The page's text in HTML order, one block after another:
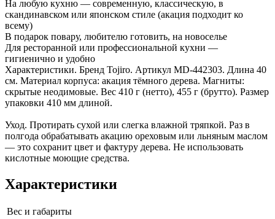
На любую кухню — современную, классическую, в
скандинавском или японском стиле (акация подходит ко
всему)
В подарок повару, любителю готовить, на новоселье
Для ресторанной или профессиональной кухни —
гигиенично и удобно
Характеристики. Бренд Tojiro. Артикул MD-442303. Длина 40
см. Материал корпуса: акация тёмного дерева. Магниты:
скрытые неодимовые. Вес 410 г (нетто), 455 г (брутто). Размер
упаковки 410 мм длиной.
Уход. Протирать сухой или слегка влажной тряпкой. Раз в
полгода обрабатывать акацию ореховым или льняным маслом
— это сохранит цвет и фактуру дерева. Не использовать
кислотные моющие средства.
Характеристики
Вес и габариты